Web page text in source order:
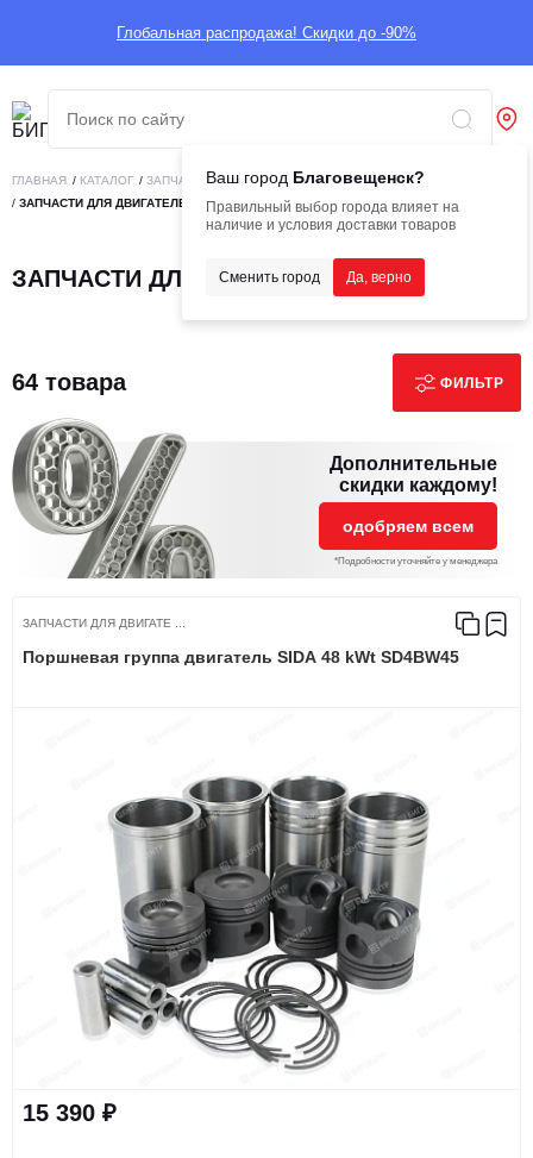
Глобальная распродажа! Скидки до -90%
Ваш город Благовещенск?
Правильный выбор города влияет на
наличие и условия доставки товаров
Сменить город Да, верно
ГЛАВНАЯ / КАТАЛОГ / ЗАПЧАСТИ /ЗАПЧАСТИ ДЛЯ ДВИГАТЕЛЕЙ
/ ЗАПЧАСТИ ДЛЯ ДВИГАТЕЛЕЙ SIDA
ЗАПЧАСТИ ДЛЯ ДВИГАТЕЛЕЙ SIDA
64 товара ФИЛЬТР
Дополнительные
скидки каждому!
одобряем всем
*Подробности уточняйте у менеджера
ЗАПЧАСТИ ДЛЯ ДВИГАТЕ ...
Поршневая группа двигатель SIDA 48 kWt SD4BW45
15 390 ₽